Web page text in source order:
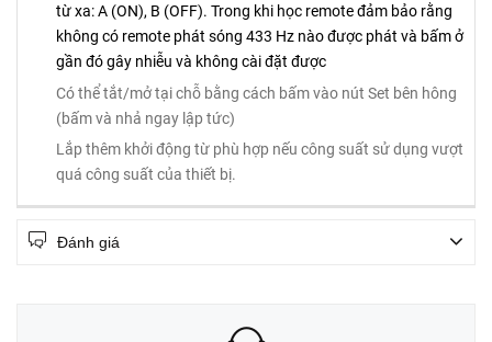
từ xa: A (ON), B (OFF). Trong khi học remote đảm bảo rằng
không có remote phát sóng 433 Hz nào được phát và bấm ở
gần đó gây nhiễu và không cài đặt được
Có thể tắt/mở tại chỗ bằng cách bấm vào nút Set bên hông
(bấm và nhả ngay lập tức)
Lắp thêm khởi động từ phù hợp nếu công suất sử dụng vượt
quá công suất của thiết bị.
Đánh giá